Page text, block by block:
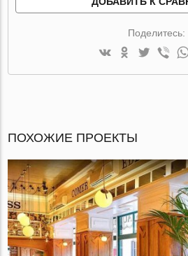
Поделитесь:
ПОХОЖИЕ ПРОЕКТЫ